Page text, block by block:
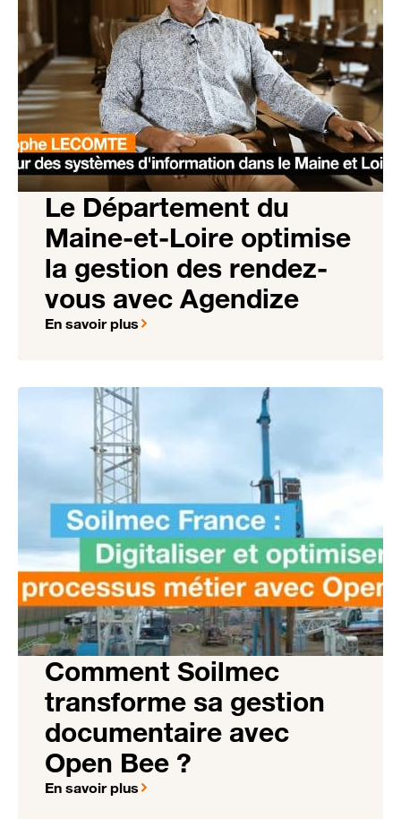
Le Département du
Maine-et-Loire optimise
la gestion des rendez-
vous avec Agendize
En savoir plus
Comment Soilmec
transforme sa gestion
documentaire avec
Open Bee ?
En savoir plus